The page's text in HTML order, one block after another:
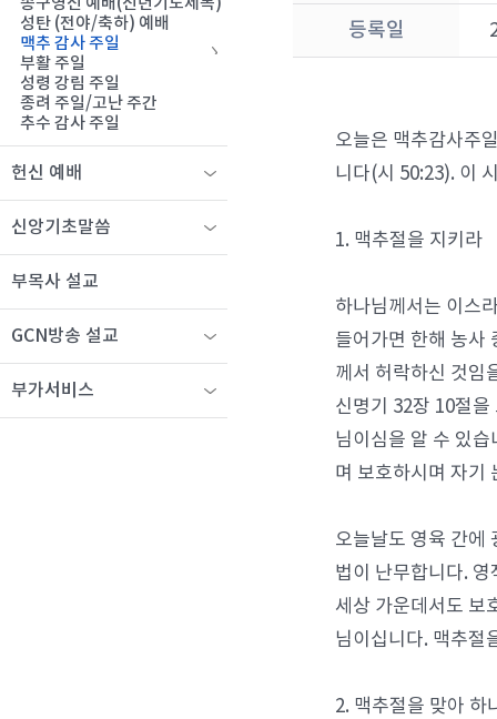
등록일
오늘은 맥추감사주
니다(시 50:23). 이
1. 맥추절을 지키라
하나님께서는 이스
들어가면 한해 농사
께서 허락하신 것임
신명기 32장 10절
님이심을 알 수 있
며 보호하시며 자기
오늘날도 영육 간에
법이 난무합니다.
세상 가운데서도 보
님이십니다. 맥추절
2. 맥추절을 맞아 하
송구영신 예배(신년기도제목)
성탄 (전야/축하) 예배
맥추 감사 주일
부활 주일
성령 강림 주일
종려 주일/고난 주간
추수 감사 주일
헌신 예배
신앙기초말씀
부목사 설교
GCN방송 설교
부가서비스